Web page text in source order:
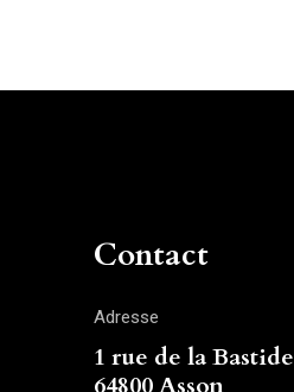
Contact
Adresse
1 rue de la Bastide
64800 Asson